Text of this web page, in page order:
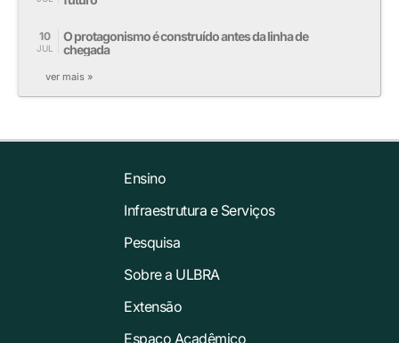
10
JUL
O protagonismo é construído antes da linha de
chegada
ver mais »
Ensino
Infraestrutura e Serviços
Pesquisa
Sobre a ULBRA
Extensão
Espaço Acadêmico